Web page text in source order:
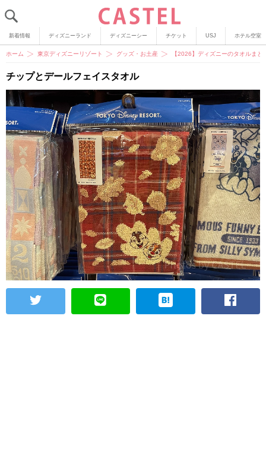
新着情報 ディズニーランド ディズニーシー チケット USJ ホテル空室
ホーム 東京ディズニーリゾート グッズ・お土産 【2026】ディズニーのタオルま
チップとデールフェイスタオル